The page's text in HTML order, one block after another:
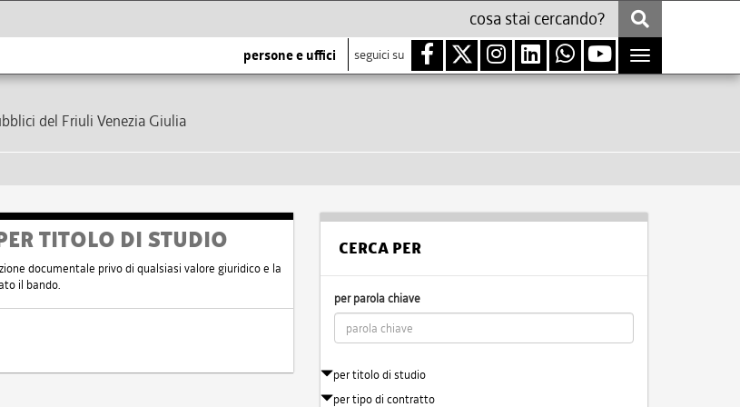
persone e uffici seguici su
Toggle
navigation
del Friuli Venezia Giulia
TITOLO DI STUDIO
documentale privo di qualsiasi valore giuridico e la
il bando.
CERCA PER
per parola chiave
per titolo di studio
per tipo di contratto